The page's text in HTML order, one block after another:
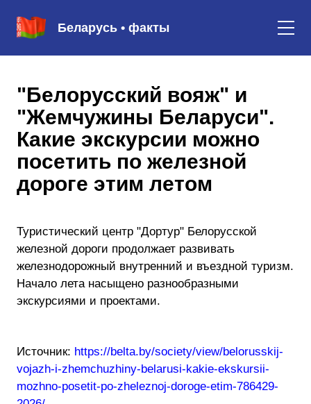
Беларусь • факты
"Белорусский вояж" и
"Жемчужины Беларуси".
Какие экскурсии можно
посетить по железной
дороге этим летом
Туристический центр "Дортур" Белорусской
железной дороги продолжает развивать
железнодорожный внутренний и въездной туризм.
Начало лета насыщено разнообразными
экскурсиями и проектами.
Источник: https://belta.by/society/view/belorusskij-
vojazh-i-zhemchuzhiny-belarusi-kakie-ekskursii-
mozhno-posetit-po-zheleznoj-doroge-etim-786429-